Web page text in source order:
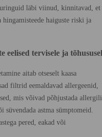
läbi viinud, kinnitavad, et
haiguste riski ja
eelised tervisele ja
aitab otseselt kaasa
filtrid eemaldavad allergeenid,
mis võivad põhjustada
süvendada astma sümptomeid.
pered, eakad või